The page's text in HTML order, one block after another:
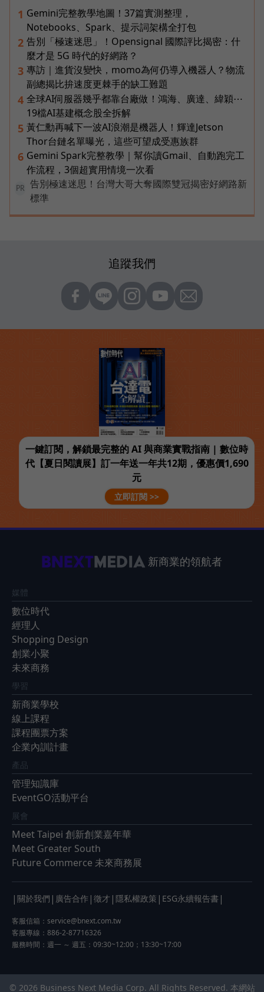
1 Gemini完整教學地圖！37篇實測整理，
Notebooks、Spark、提示詞架構全打包
2 告別「極速迷思」！Opensignal 國際評比揭密：什
麼才是 5G 時代的好網路？
3 專訪｜進貨沒變快，momo為何仍導入機器人？物流
副總揭比拚速度更棘手的缺工難題
4 全球AI伺服器幾乎都靠台廠做！鴻海、廣達、緯穎⋯
19檔AI基建概念股全拆解
5 黃仁勳再喊下一波AI浪潮是機器人！輝達Jetson
Thor台鏈名單曝光，這些可望成受惠族群
6 Gemini Spark完整教學｜幫你讀Gmail、自動跑完工
作流程，3個超實用情境一次看
PR
告別極速迷思！台灣大哥大奪國際雙冠揭密好網路新
標準
追蹤我們
一鍵訂閱，解鎖最完整的 AI 與商業實戰指南 | 數位時
代【夏日閱讀展】訂一年送一年共12期，優惠價1,690
元
立即訂閱 >>
新商業的領航者
媒體
數位時代
經理人
Shopping Design
創業小聚
未來商務
學習
新商業學校
線上課程
課程團票方案
企業內訓計畫
產品
管理知識庫
EventGO活動平台
展會
Meet Taipei 創新創業嘉年華
Meet Greater South
Future Commerce 未來商務展
| 關於我們 | 廣告合作 | 徵才 | 隱私權政策 | ESG永續報告書 |
客服信箱： service@bnext.com.tw
客服專線：886-2-87716326
服務時間：週一 ～ 週五：09:30~12:00；13:30~17:00
© 2026 Business Next Media Corp. All Rights Reserved. 本網站